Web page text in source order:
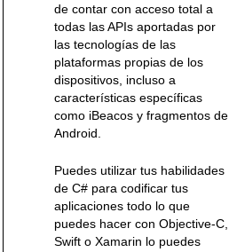
de contar con acceso total a
todas las APIs aportadas por
las tecnologías de las
plataformas propias de los
dispositivos, incluso a
características específicas
como iBeacos y fragmentos de
Android.
Puedes utilizar tus habilidades
de C# para codificar tus
aplicaciones todo lo que
puedes hacer con Objective-C,
Swift o Xamarin lo puedes